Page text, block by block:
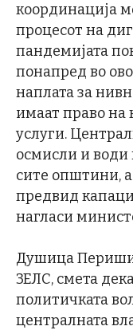
координација
процесот на
пандемијата
понапред во
наплата за
имаат право на
услуги.
осмисли и води
сите општини,
предвид
нагласи
Душица
ЗЕЛС, смета
политичката
централната